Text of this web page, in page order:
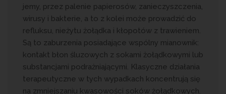
jemy, przez palenie papierosów, zanieczyszczenia,
wirusy i bakterie, a to z kolei może prowadzić do
refluksu, nieżytu żołądka i kłopotów z trawieniem.
Są to zaburzenia posiadające wspólny mianownik:
kontakt błon śluzowych z sokami żołądkowymi lub
substancjami podrażniającymi. Klasyczne działania
terapeutyczne w tych wypadkach koncentrują się
na zmniejszaniu kwasowości soków żołądkowych.